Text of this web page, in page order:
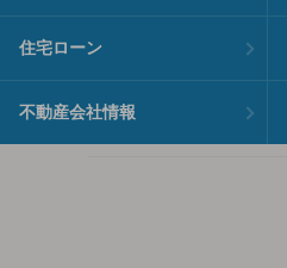
住宅ローン
不動産会社情報